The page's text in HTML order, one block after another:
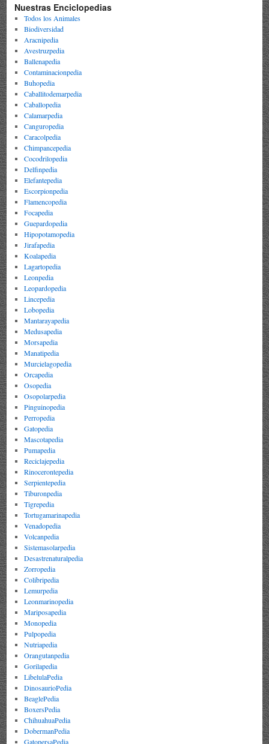
Nuestras Enciclopedias
Todos los Animales
Biodiversidad
Aracnipedia
Avestruzpedia
Ballenapedia
Contaminacionpedia
Buhopedia
Caballitodemarpedia
Caballopedia
Calamarpedia
Canguropedia
Caracolpedia
Chimpancepedia
Cocodrilopedia
Delfinpedia
Elefantepedia
Escorpionpedia
Flamencopedia
Focapedia
Guepardopedia
Hipopotamopedia
Jirafapedia
Koalapedia
Lagartopedia
Leonpedia
Leopardopedia
Lincepedia
Lobopedia
Mantarayapedia
Medusapedia
Morsapedia
Manatipedia
Murcielagopedia
Orcapedia
Osopedia
Osopolarpedia
Pinguinopedia
Perropedia
Gatopedia
Mascotapedia
Pumapedia
Reciclajepedia
Rinocerontepedia
Serpientepedia
Tiburonpedia
Tigrepedia
Tortugamarinapedia
Venadopedia
Volcanpedia
Sistemasolarpedia
Desastrenaturalpedia
Zorropedia
Colibripedia
Lemurpedia
Leonmarinopedia
Mariposapedia
Monopedia
Pulpopedia
Nutriapedia
Orangutanpedia
Gorilapedia
LibelulaPedia
DinosaurioPedia
BeaglePedia
BoxersPedia
ChihuahuaPedia
DobermanPedia
GatopersaPedia